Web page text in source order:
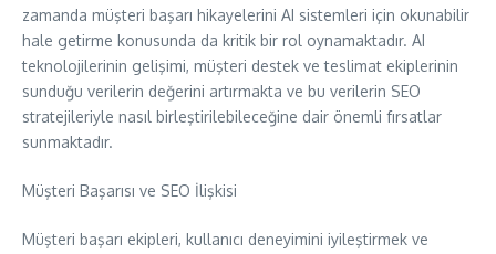
zamanda müşteri başarı hikayelerini AI sistemleri için okunabilir
hale getirme konusunda da kritik bir rol oynamaktadır. AI
teknolojilerinin gelişimi, müşteri destek ve teslimat ekiplerinin
sunduğu verilerin değerini artırmakta ve bu verilerin SEO
stratejileriyle nasıl birleştirilebileceğine dair önemli fırsatlar
sunmaktadır.
Müşteri Başarısı ve SEO İlişkisi
Müşteri başarı ekipleri, kullanıcı deneyimini iyileştirmek ve